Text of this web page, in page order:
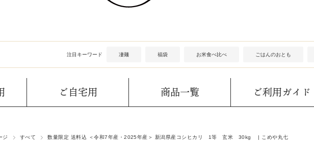
注目キーワード 凄麺 福袋 お米食べ比べ ごはんのおとも
ご自宅用 商品一覧 ご利用ガイド
ジ すべて 数量限定 送料込 ＜令和7年産・2025年産＞ 新潟県産コシヒカリ 1等 玄米 30kg | こめや丸七